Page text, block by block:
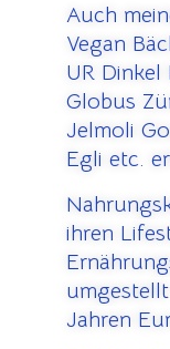
Auch
Vegan
UR Dinkel
Globus
Jelmoli
Egli etc.
ihren
Jahren